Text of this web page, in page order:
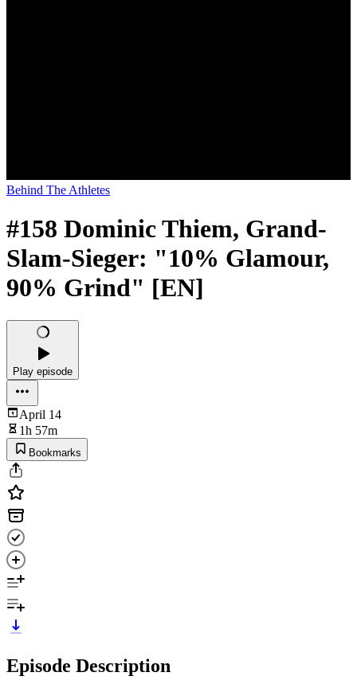
Behind The Athletes
#158 Dominic Thiem, Grand-
Slam-Sieger: "10% Glamour,
90% Grind" [EN]
Play episode
April 14
1h 57m
Bookmarks
Episode Description